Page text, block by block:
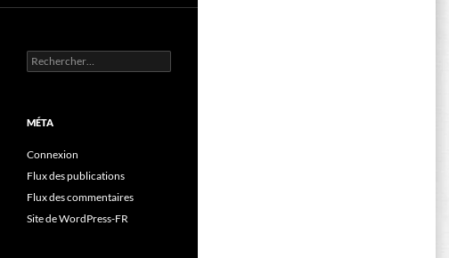
Rechercher :
MÉTA
Connexion
Flux des publications
Flux des commentaires
Site de WordPress-FR